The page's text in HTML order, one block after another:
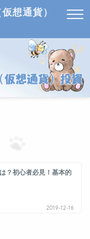
想通貨）
？初心者必見！基本的
2019-12-16